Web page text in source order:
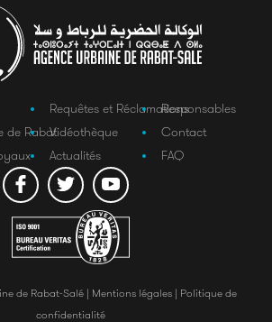
de Rabat
Requêtes et Réclamations
Vidéothèque
Actualités
Responsables
Contact
FAQ
de Rabat-Salé | Mentions légales | Politique de
confidentialité